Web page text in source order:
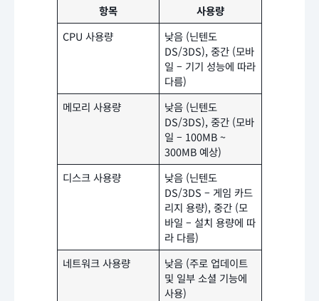
항목
사용량
CPU 사용량
낮음 (닌텐도
DS/3DS), 중간 (모바
일 – 기기 성능에 따라
다름)
메모리 사용량
낮음 (닌텐도
DS/3DS), 중간 (모바
일 – 100MB ~
300MB 예상)
디스크 사용량
낮음 (닌텐도
DS/3DS – 게임 카드
리지 용량), 중간 (모
바일 – 설치 용량에 따
라 다름)
네트워크 사용량
낮음 (주로 업데이트
및 일부 소셜 기능에
사용)